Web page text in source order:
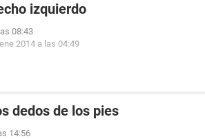
izquierdo
08:43
2014 a las 04:49
dedos de los pies
14:56